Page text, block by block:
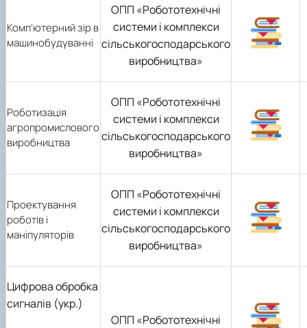
Комп’ютерний зір в
машинобудуванні
ОПП «Робототехнічні
системи і комплекси
сільськогосподарського
виробництва»
Роботизація
агропромислового
виробництва
ОПП «Робототехнічні
системи і комплекси
сільськогосподарського
виробництва»
Проектування
роботів і
маніпуляторів
ОПП «Робототехнічні
системи і комплекси
сільськогосподарського
виробництва»
Цифрова обробка
сигналів (укр.)
ОПП «Робототехнічні